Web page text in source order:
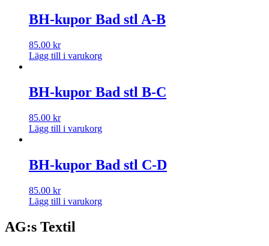
BH-kupor Bad stl A-B
85.00 kr
Lägg till i varukorg
BH-kupor Bad stl B-C
85.00 kr
Lägg till i varukorg
BH-kupor Bad stl C-D
85.00 kr
Lägg till i varukorg
AG:s Textil